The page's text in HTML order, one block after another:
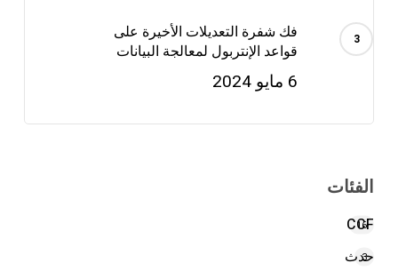
فك شفرة التعديلات الأخيرة على
قواعد الإنتربول لمعالجة البيانات
6 مايو 2024
الفئات
CCF
16
حدث
3